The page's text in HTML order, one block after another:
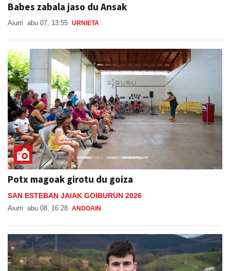
Babes zabala jaso du Ansak
Aiurri abu 07, 13:55 URNIETA
Potx magoak girotu du goiza
SAN ESTEBAN JAIAK GOIBURUN 2026
Aiurri abu 08, 16:28 ANDOAIN